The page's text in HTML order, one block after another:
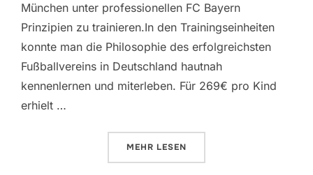
München unter professionellen FC Bayern
Prinzipien zu trainieren.In den Trainingseinheiten
konnte man die Philosophie des erfolgreichsten
Fußballvereins in Deutschland hautnah
kennenlernen und miterleben. Für 269€ pro Kind
erhielt …
MEHR ÜBER „TRAINIEREN WIE DIE
LESEN